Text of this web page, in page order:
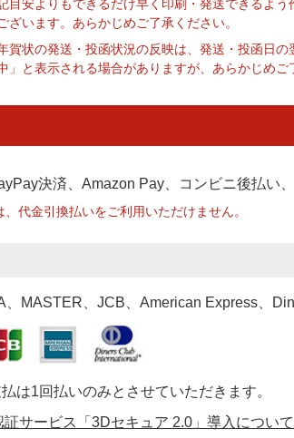
目安よりもできるだけ早く印刷・発送できるよ
ざいます。あらかじめご了承ください。
賀状の発送・投函状況の反映は、発送・投函日
」と表示される場合がありますが、あらかじめご
決済 、Amazon Pay、コンビニ後払い
代金引換払いをご利用いただけません。
MASTER、JCB、American Express、
は1回払いのみとさせていただきます。
サービス「3Dセキュア 2.0」導入について